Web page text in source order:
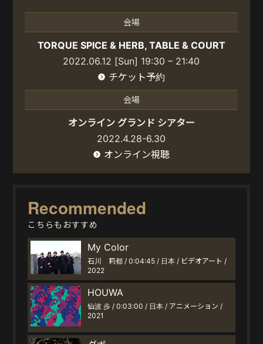
会場
TORQUE SPICE & HERB, TABLE & COURT
2022.06.12 [Sun] 19:30 – 21:40
チケット予約
会場
オンライン グランド シアター
2022.4.28-6.30
オンライン視聴
Recommended
こちらもおすすめ
My Color
石川 莉都 / 0:04:45 / 日本 / ビデオアート /
2022
HOUWA
仙波 歩 / 0:03:00 / 日本 / アニメーション /
2021